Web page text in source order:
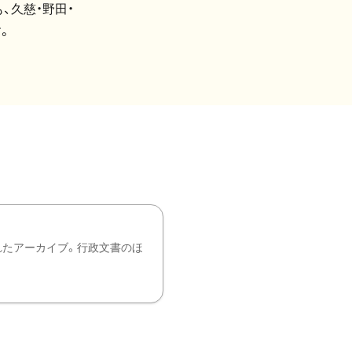
慈・野田・
アーカイブ。行政文書のほ